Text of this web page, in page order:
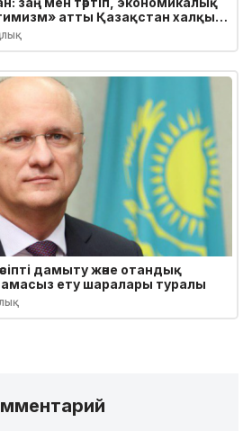
атты Қазақстан халқына
дамыту және отандық
ету шаралары туралы